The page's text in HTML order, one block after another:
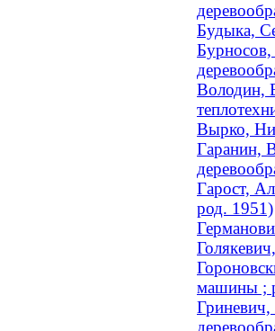
Будыка,
Бурносов,
Володин,
Вырко,
Гаранин,
Гарост,
род. 1951)
машины ;
Гриневич,